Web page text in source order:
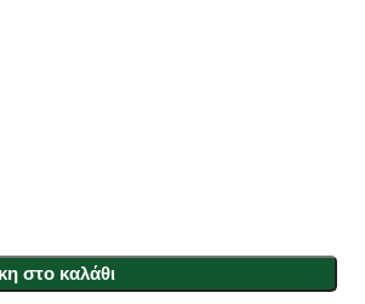
στο καλάθι